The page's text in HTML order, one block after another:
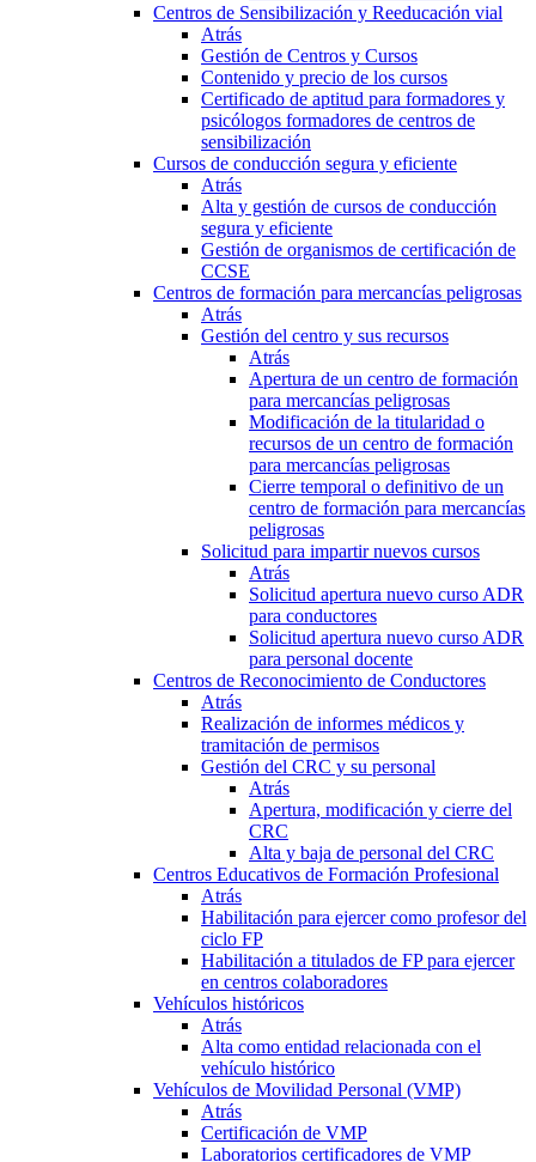
Centros de Sensibilización y Reeducación vial
Atrás
Gestión de Centros y Cursos
Contenido y precio de los cursos
Certificado de aptitud para formadores y
psicólogos formadores de centros de
sensibilización
Cursos de conducción segura y eficiente
Atrás
Alta y gestión de cursos de conducción
segura y eficiente
Gestión de organismos de certificación de
CCSE
Centros de formación para mercancías peligrosas
Atrás
Gestión del centro y sus recursos
Atrás
Apertura de un centro de formación
para mercancías peligrosas
Modificación de la titularidad o
recursos de un centro de formación
para mercancías peligrosas
Cierre temporal o definitivo de un
centro de formación para mercancías
peligrosas
Solicitud para impartir nuevos cursos
Atrás
Solicitud apertura nuevo curso ADR
para conductores
Solicitud apertura nuevo curso ADR
para personal docente
Centros de Reconocimiento de Conductores
Atrás
Realización de informes médicos y
tramitación de permisos
Gestión del CRC y su personal
Atrás
Apertura, modificación y cierre del
CRC
Alta y baja de personal del CRC
Centros Educativos de Formación Profesional
Atrás
Habilitación para ejercer como profesor del
ciclo FP
Habilitación a titulados de FP para ejercer
en centros colaboradores
Vehículos históricos
Atrás
Alta como entidad relacionada con el
vehículo histórico
Vehículos de Movilidad Personal (VMP)
Atrás
Certificación de VMP
Laboratorios certificadores de VMP